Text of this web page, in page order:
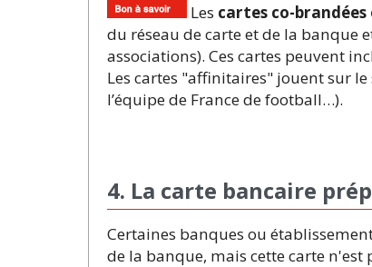
Les cartes co-
du réseau de carte et de la banque
associations). Ces cartes peuvent
Les cartes "affinitaires" jouent sur
l’équipe de France de football…).
4. La carte bancaire
Certaines banques ou
de la banque, mais cette carte